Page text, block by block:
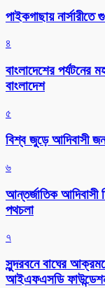
পাইকগাছায়
৪
বাংলাদেশের
বাংলাদেশ
৫
বিশ্ব জুড়ে আদিবাসী
৬
আন্তর্জাতিক আদিবাসী
পথচলা
৭
সুন্দরবনে বাঘের
আইএফএসডি